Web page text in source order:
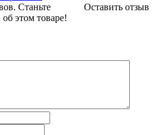
Оставить отзыв
Станьте
этом товаре!